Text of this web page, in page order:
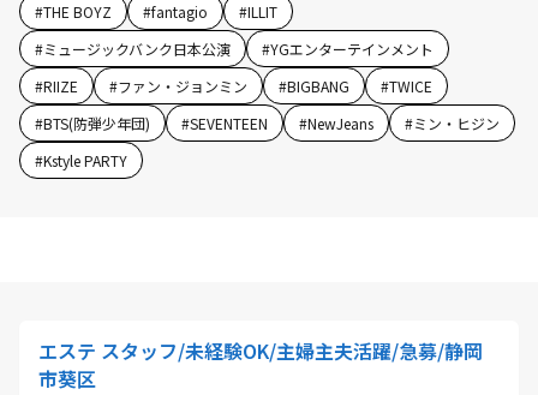
#THE BOYZ #fantagio #ILLIT
#ミュージックバンク日本公演 #YGエンターテインメント
#RIIZE #ファン・ジョンミン #BIGBANG #TWICE
#BTS(防弾少年団) #SEVENTEEN #NewJeans #ミン・ヒジン
#Kstyle PARTY
エステ スタッフ/未経験OK/主婦主夫活躍/急募/静岡
市葵区